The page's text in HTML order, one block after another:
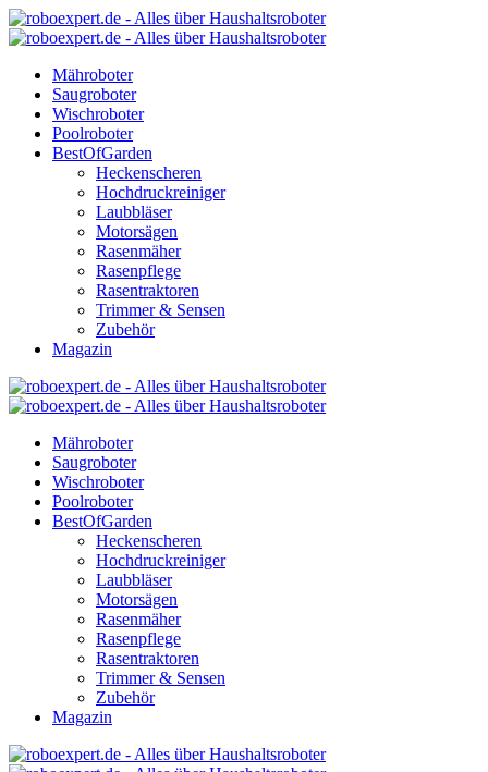
Mähroboter
Saugroboter
Wischroboter
Poolroboter
BestOfGarden
Heckenscheren
Hochdruckreiniger
Laubbläser
Motorsägen
Rasenmäher
Rasenpflege
Rasentraktoren
Trimmer & Sensen
Zubehör
Magazin
Mähroboter
Saugroboter
Wischroboter
Poolroboter
BestOfGarden
Heckenscheren
Hochdruckreiniger
Laubbläser
Motorsägen
Rasenmäher
Rasenpflege
Rasentraktoren
Trimmer & Sensen
Zubehör
Magazin